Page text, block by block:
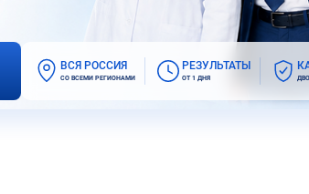
ВСЯ РОССИЯ
СО ВСЕМИ РЕГИОНАМИ
РЕЗУЛЬТАТЫ
ОТ 1 ДНЯ